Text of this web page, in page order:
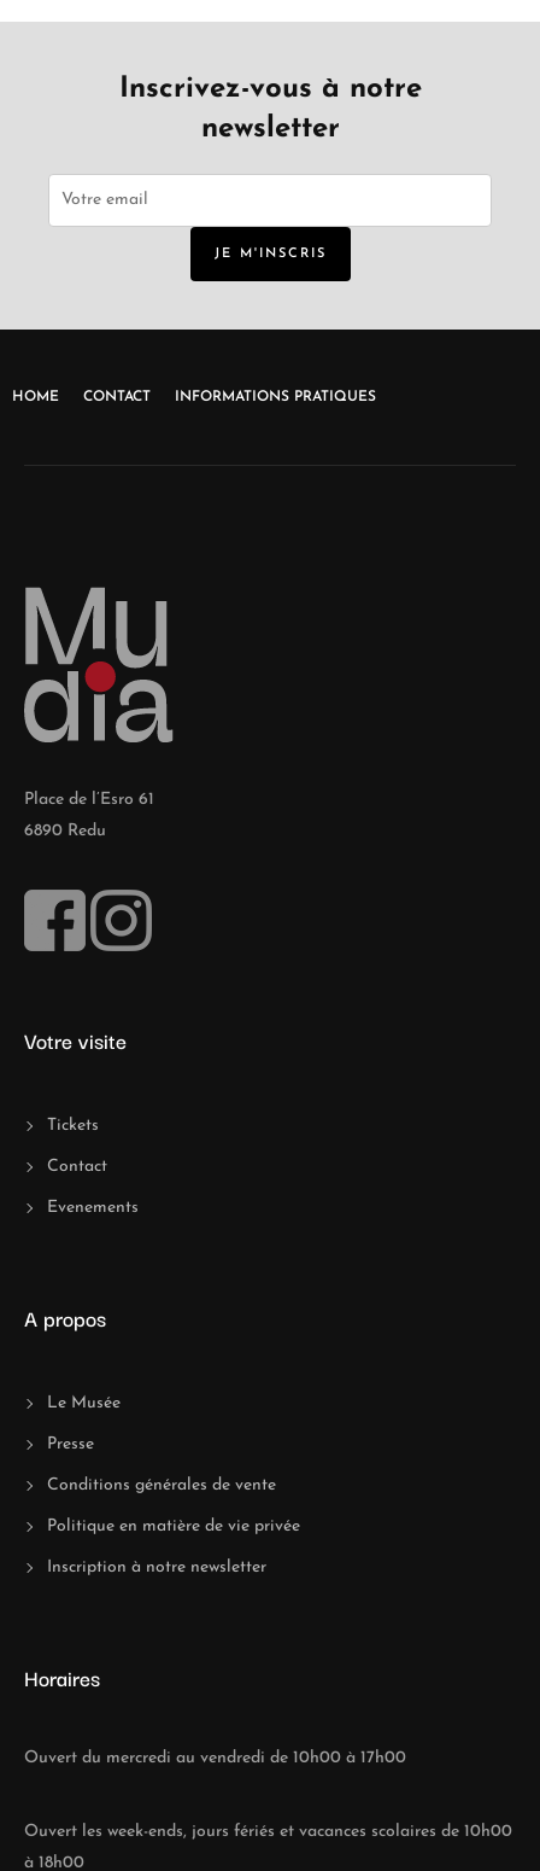
Inscrivez-vous à notre
newsletter
JE M'INSCRIS
HOME CONTACT INFORMATIONS PRATIQUES
Place de l’Esro 61
6890 Redu
Votre visite
Tickets
Contact
Evenements
A propos
Le Musée
Presse
Conditions générales de vente
Politique en matière de vie privée
Inscription à notre newsletter
Horaires
Ouvert du mercredi au vendredi de 10h00 à 17h00
Ouvert les week-ends, jours fériés et vacances scolaires de 10h00
à 18h00